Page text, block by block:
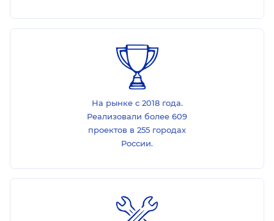
На рынке с 2018 года.
Реализовали более 609
проектов в 255 городах
России.